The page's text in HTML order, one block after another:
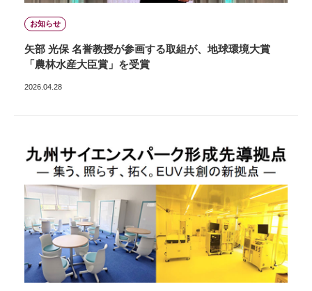
お知らせ
矢部 光保 名誉教授が参画する取組が、地球環境大賞
「農林水産大臣賞」を受賞
2026.04.28